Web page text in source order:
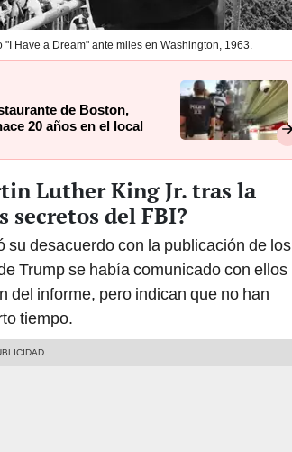
Have a Dream" ante miles en Washington, 1963.
de Boston,
20 años en el local
Luther King Jr. tras la
secretos del FBI?
desacuerdo con la publicación de los
Trump se había comunicado con ellos
del informe, pero indican que no han
tiempo.